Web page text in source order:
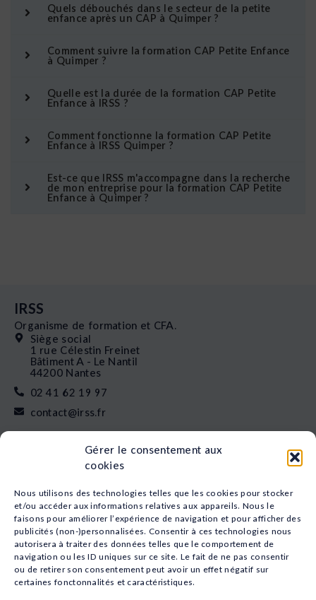
Gérer le consentement aux
cookies
Nous utilisons des technologies telles que les cookies pour stocker
et/ou accéder aux informations relatives aux appareils. Nous le
faisons pour améliorer l’expérience de navigation et pour afficher des
publicités (non-)personnalisées. Consentir à ces technologies nous
autorisera à traiter des données telles que le comportement de
navigation ou les ID uniques sur ce site. Le fait de ne pas consentir
ou de retirer son consentement peut avoir un effet négatif sur
certaines fonctonnalités et caractéristiques.
Quels débouchés dans le secteur de la petite
enfance après un CAP à Quimper ?
Comment suivre la formation CAP Petite Enfance
à Quimper ?
Quelle est la durée de la formation CAP Petite
Enfance à IRSS ?
Comment fonctionne la formation CAP Petite
Enfance à IRSS Quimper ?
Est-ce que IRSS m'accompagne dans la recherche
de mon entreprise pour la formation CAP Petite
Enfance à Quimper ?
IRSS
Organisme de formation et CFA.
Siège social
1 rue Célestin Freinet
Bâtiment A - Le Nantil
44200 Nantes
02 41 62 19 97
contact@irss.fr
Nos formations
L’apprentissage
Financement
Qui sommes-nous
Actualités
Nos études
Recrutement
Nos domaines
Animation